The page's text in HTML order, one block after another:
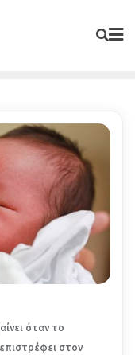
όταν το
στον